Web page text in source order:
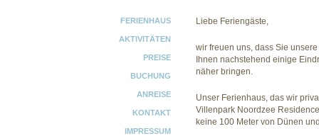
FERIENHAUS
AKTIVITÄTEN
PREISE
BUCHUNG
ANREISE
KONTAKT
IMPRESSUM
Liebe Feriengäste,
wir freuen uns, dass Sie
Ihnen nachstehend einige
näher bringen.
Unser Ferienhaus, das wir
Villenpark Noordzee
keine 100 Meter von Dünen